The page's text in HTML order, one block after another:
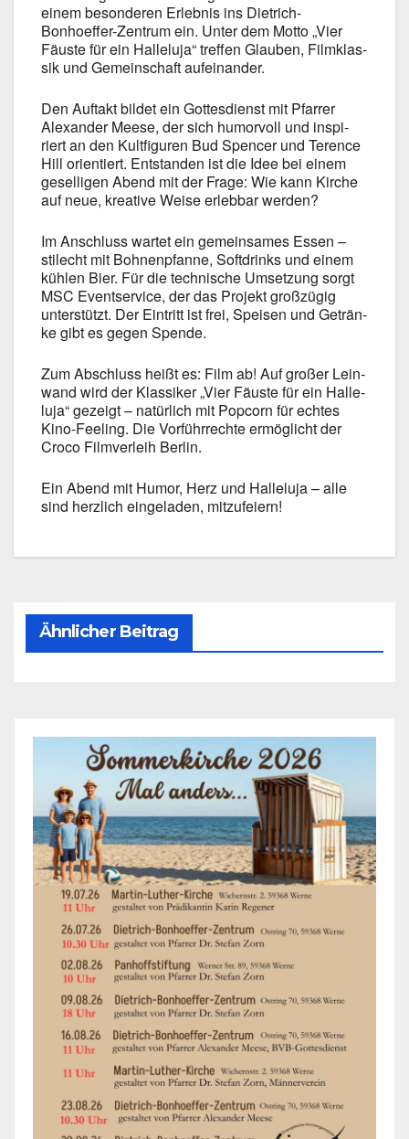
einem beson­de­ren Erleb­nis ins Dietrich-
Bonhoeffer-Zentrum ein. Unter dem Mot­to „Vier
Fäus­te für ein Hal­le­lu­ja“ tref­fen Glau­ben, Film­klas­
sik und Gemein­schaft auf­ein­an­der.
Den Auf­takt bil­det ein Got­tes­dienst mit Pfar­rer
Alex­an­der Mee­se, der sich humor­voll und inspi­
riert an den Kult­fi­gu­ren Bud Spen­cer und Terence
Hill ori­en­tiert. Ent­stan­den ist die Idee bei einem
gesel­li­gen Abend mit der Fra­ge: Wie kann Kir­che
auf neue, krea­ti­ve Wei­se erleb­bar wer­den?
Im Anschluss war­tet ein gemein­sa­mes Essen –
stil­echt mit Boh­nen­pfan­ne, Soft­drinks und einem
küh­len Bier. Für die tech­ni­sche Umset­zung sorgt
MSC Event­ser­vice, der das Pro­jekt groß­zü­gig
unter­stützt. Der Ein­tritt ist frei, Spei­sen und Geträn­
ke gibt es gegen Spen­de.
Zum Abschluss heißt es: Film ab! Auf gro­ßer Lein­
wand wird der Klas­si­ker „Vier Fäus­te für ein Hal­le­
lu­ja“ gezeigt – natür­lich mit Pop­corn für ech­tes
Kino-Feeling. Die Vor­führ­rech­te ermög­licht der
Cro­co Film­ver­leih Ber­lin.
Ein Abend mit Humor, Herz und Hal­le­lu­ja – alle
sind herz­lich ein­ge­la­den, mit­zu­fei­ern!
Ähnlicher Beitrag